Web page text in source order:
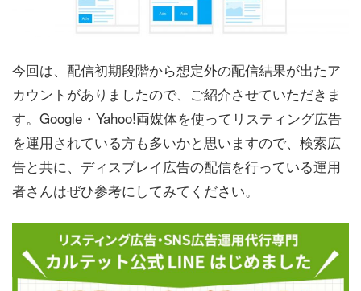
今回は、配信初期段階から想定外の配信結果が出たア
カウントがありましたので、ご紹介させていただきま
す。Google・Yahoo!両媒体を使ってリスティング広告
を運用されている方も多いかと思いますので、検索広
告と共に、ディスプレイ広告の配信を行っている運用
者さんはぜひ参考にしてみてください。